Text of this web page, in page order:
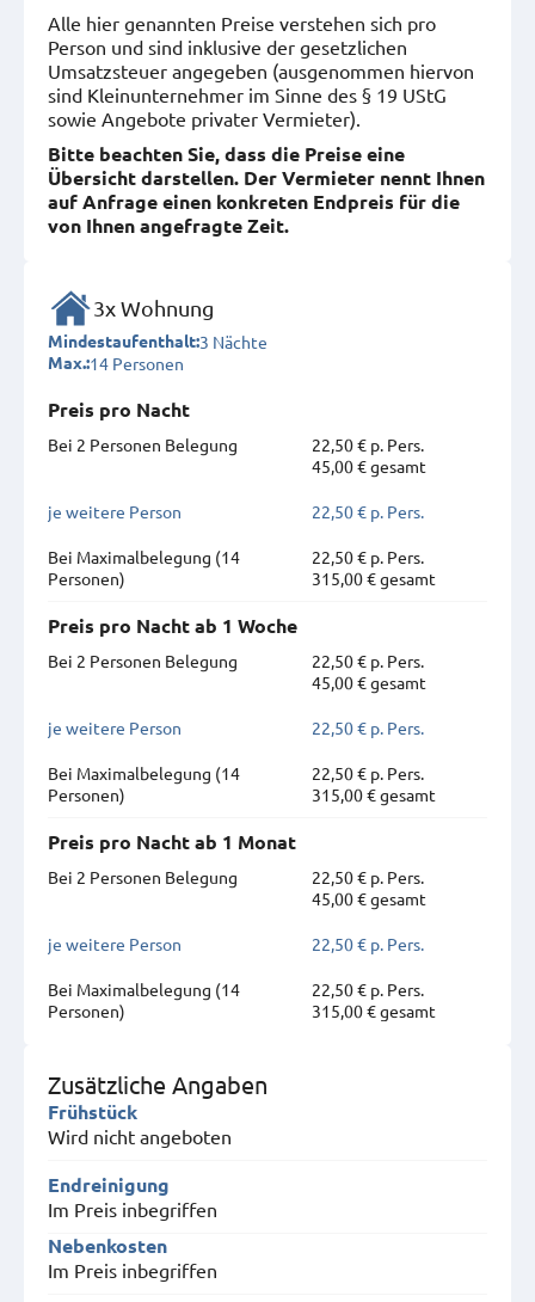
Alle hier genannten Preise verstehen sich pro
Person und sind inklusive der gesetzlichen
Umsatzsteuer angegeben (ausgenommen hiervon
sind Kleinunternehmer im Sinne des § 19 UStG
sowie Angebote privater Vermieter).
Bitte beachten Sie, dass die Preise eine
Übersicht darstellen. Der Vermieter nennt Ihnen
auf Anfrage einen konkreten Endpreis für die
von Ihnen angefragte Zeit.
3x Wohnung
Mindestaufenthalt:3 Nächte
Max.:14 Personen
Preis pro Nacht
Bei 2 Personen Belegung
22,50 € p. Pers.
45,00 € gesamt
je weitere Person 22,50 € p. Pers.
Bei Maximal­belegung (14
Personen)
22,50 € p. Pers.
315,00 € gesamt
Preis pro Nacht ab 1 Woche
Bei 2 Personen Belegung
22,50 € p. Pers.
45,00 € gesamt
je weitere Person 22,50 € p. Pers.
Bei Maximal­belegung (14
Personen)
22,50 € p. Pers.
315,00 € gesamt
Preis pro Nacht ab 1 Monat
Bei 2 Personen Belegung
22,50 € p. Pers.
45,00 € gesamt
je weitere Person 22,50 € p. Pers.
Bei Maximal­belegung (14
Personen)
22,50 € p. Pers.
315,00 € gesamt
Zusätzliche Angaben
Frühstück
Wird nicht angeboten
Endreinigung
Im Preis inbegriffen
Nebenkosten
Im Preis inbegriffen